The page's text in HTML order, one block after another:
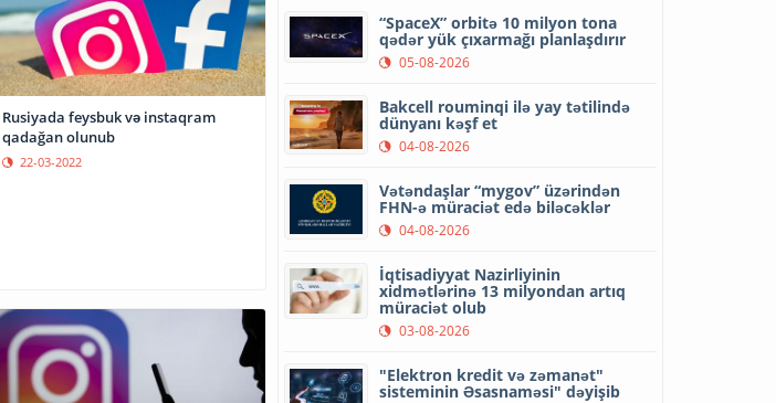
Rusiyada feysbuk və instaqram
qadağan olunub
22-03-2022
“SpaceX” orbitə 10 milyon tona
qədər yük çıxarmağı planlaşdırır
05-08-2026
Bakcell rouminqi ilə yay tətilində
dünyanı kəşf et
04-08-2026
Vətəndaşlar “mygov” üzərindən
FHN-ə müraciət edə biləcəklər
04-08-2026
İqtisadiyyat Nazirliyinin
xidmətlərinə 13 milyondan artıq
müraciət olub
03-08-2026
"Elektron kredit və zəmanət"
sisteminin Əsasnaməsi" dəyişib